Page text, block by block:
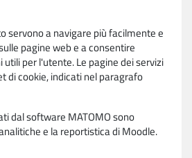
servono a navigare più facilmente e
pagine web e a consentire
per l'utente. Le pagine dei servizi
di cookie, indicati nel paragrafo
dal software MATOMO sono
e la reportistica di Moodle.